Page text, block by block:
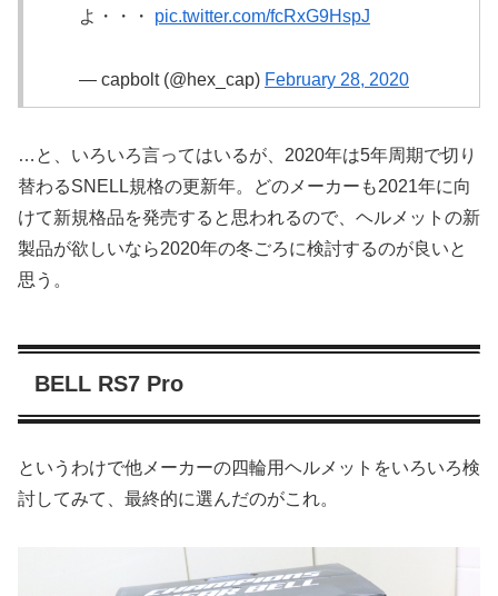
よ・・・ pic.twitter.com/fcRxG9HspJ
— capbolt (@hex_cap) February 28, 2020
…と、いろいろ言ってはいるが、2020年は5年周期で切り
替わるSNELL規格の更新年。どのメーカーも2021年に向
けて新規格品を発売すると思われるので、ヘルメットの新
製品が欲しいなら2020年の冬ごろに検討するのが良いと
思う。
BELL RS7 Pro
というわけで他メーカーの四輪用ヘルメットをいろいろ検
討してみて、最終的に選んだのがこれ。